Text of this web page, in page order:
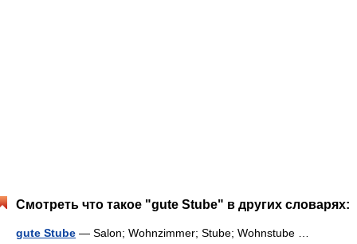
Смотреть что такое "gute Stube" в других словарях:
gute Stube — Salon; Wohnzimmer; Stube; Wohnstube …